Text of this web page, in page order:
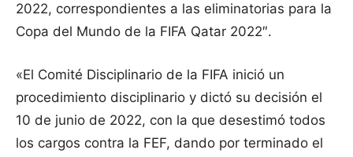
2022, correspondientes a las eliminatorias para la
Copa del Mundo de la FIFA Qatar 2022″.
«El Comité Disciplinario de la FIFA inició un
procedimiento disciplinario y dictó su decisión el
10 de junio de 2022, con la que desestimó todos
los cargos contra la FEF, dando por terminado el